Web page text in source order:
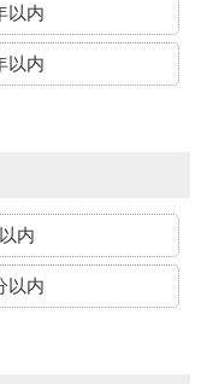
以内
以内
内
以内